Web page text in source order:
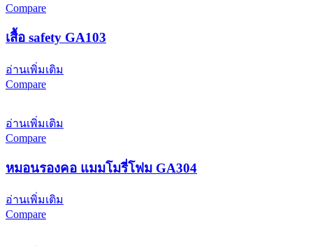
Compare
เสื้อ safety GA103
อ่านเพิ่มเติม
Compare
อ่านเพิ่มเติม
Compare
หมอนรองคอ แมมโมรี่โฟม GA304
อ่านเพิ่มเติม
Compare